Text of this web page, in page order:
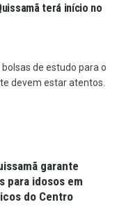
terá início no
de estudo para o
devem estar atentos.
garante
para idosos em
do Centro